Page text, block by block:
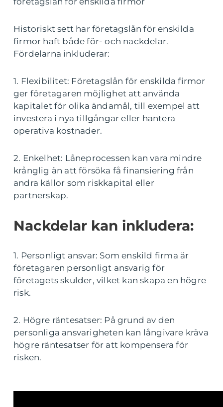
Historiskt sett har företagslån för enskilda
firmor haft både för- och nackdelar.
Fördelarna inkluderar:
1. Flexibilitet: Företagslån för enskilda firmor
ger företagaren möjlighet att använda
kapitalet för olika ändamål, till exempel att
investera i nya tillgångar eller hantera
operativa kostnader.
2. Enkelhet: Låneprocessen kan vara mindre
krånglig än att försöka få finansiering från
andra källor som riskkapital eller
partnerskap.
Nackdelar kan inkludera:
1. Personligt ansvar: Som enskild firma är
företagaren personligt ansvarig för
företagets skulder, vilket kan skapa en högre
risk.
2. Högre räntesatser: På grund av den
personliga ansvarigheten kan långivare kräva
högre räntesatser för att kompensera för
risken.